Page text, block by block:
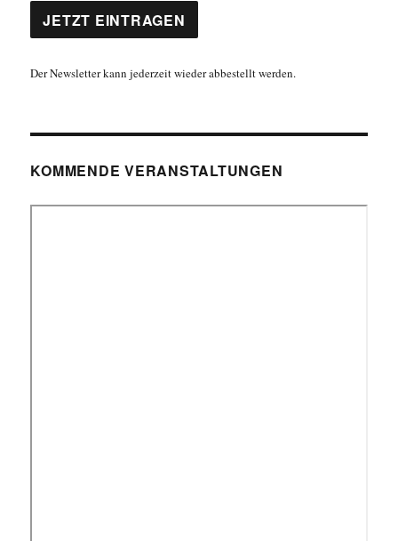
Der Newsletter kann jederzeit wieder abbestellt werden.
KOMMENDE VERANSTALTUNGEN